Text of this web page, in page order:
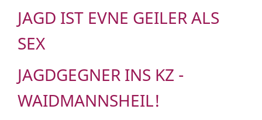
JAGD IST EVNE GEILER ALS
SEX
JAGDGEGNER INS KZ -
WAIDMANNSHEIL!